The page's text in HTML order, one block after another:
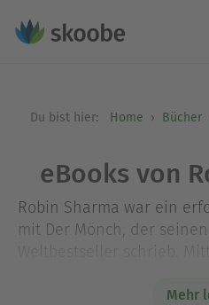
Du bist hier: Home Bücher
eBooks von
Robin Sharma war ein
mit Der Mönch, der
beachtlichen Referenzen
Mehr